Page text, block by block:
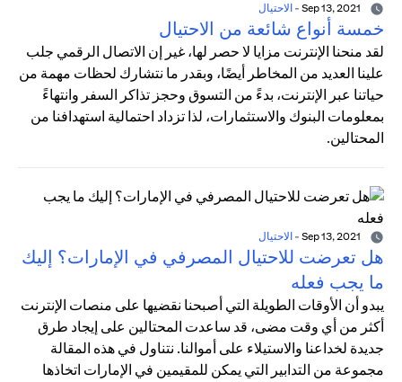
- الاحتيال
خمسة أنواع شائعة من الاحتيال
لقد منحنا الإنترنت مزايا لا حصر لها، غير إن الاتصال الرقمي جلب
علينا العديد من المخاطر أيضًا، وبقدر ما نتشارك لحظات مهمة من
حياتنا عبر الإنترنت، بدءً من التسوق وحجز تذاكر السفر وانتهاءً
بمعلومات البنوك والاستثمارات، لذا تزداد احتمالية استهدافنا من
المحتالين.
- الاحتيال
هل تعرضت للاحتيال المصرفي في الإمارات؟ إليك
ما يجب فعله
يبدو أن الأوقات الطويلة التي أصبحنا نقضيها على منصات الإنترنت
أكثر من أي وقت مضى، قد ساعدت المحتالين على إيجاد طرق
جديدة لخداعنا والاستيلاء على أموالنا. نتناول في هذه المقالة
مجموعة من التدابير التي يمكن للمقيمين في الإمارات اتخاذها